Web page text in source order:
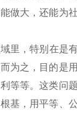
做大，还能为
里，特别在是
为之，目的是
等等。这类问
基，用平等、